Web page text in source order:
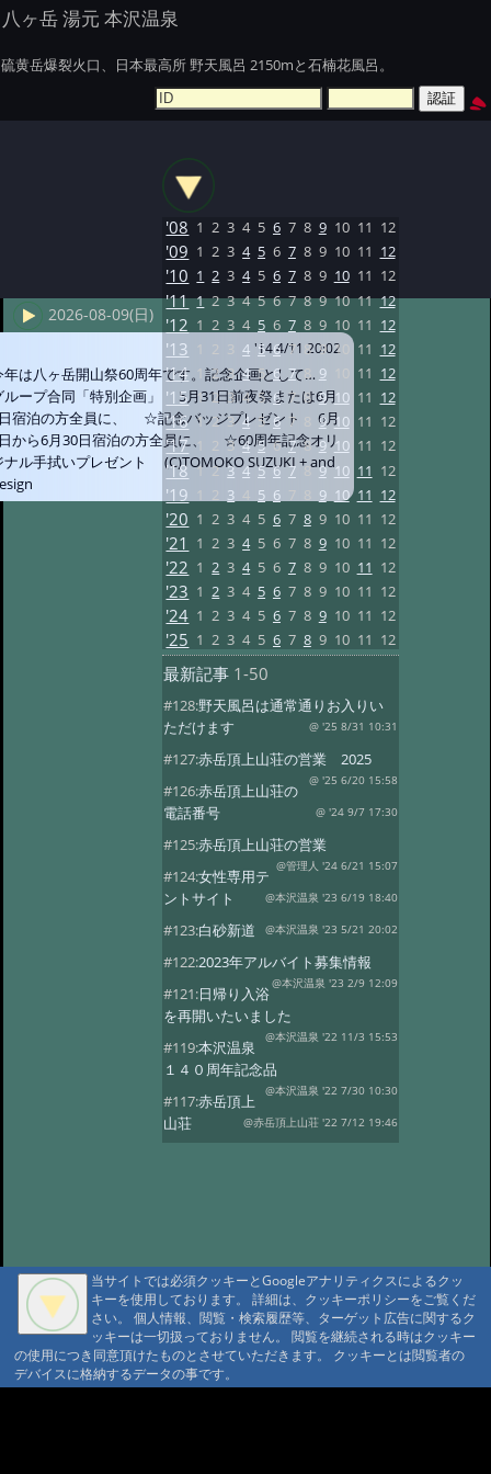
八ヶ岳 湯元 本沢温泉
硫黄岳爆裂火口、日本最高所 野天風呂 2150mと石楠花風呂。
2026-08-09(日)
'14 4/11 20:02
年は八ヶ岳開山祭60周年です。記念企画として…
ループ合同「特別企画」 5月31日前夜祭または6月
宿泊の方全員に、 ☆記念バッジプレゼント 6月
から6月30日宿泊の方全員に、 ☆60周年記念オリ
ナル手拭いプレゼント (C)TOMOKO SUZUKI + and
'08 1 2 3 4 5 6 7 8 9 10 11 12
'09 1 2 3 4 5 6 7 8 9 10 11 12
'10 1 2 3 4 5 6 7 8 9 10 11 12
'11 1 2 3 4 5 6 7 8 9 10 11 12
'12 1 2 3 4 5 6 7 8 9 10 11 12
'13 1 2 3 4 5 6 7 8 9 10 11 12
'14 1 2 3 4 5 6 7 8 9 11 12
'15 1 2 3 4 5 6 7 8 9 10 11 12
'16 1 2 3 4 5 6 7 9 10 11 12
'17 1 2 3 4 5 6 7 8 9 10 11 12
'18 1 2 3 4 5 6 7 8 9 10 11 12
'19 1 2 3 4 5 6 7 9 10 11 12
'20 1 2 3 4 5 6 7 8 9 10 11 12
'21 1 2 3 4 5 6 7 8 9 10 11 12
'22 1 2 3 4 5 6 7 8 9 10 11 12
'23 1 2 3 4 5 6 7 8 9 10 11 12
'24 1 2 3 4 5 6 7 8 9 10 11 12
'25 1 2 3 4 5 6 7 8 9 10 11 12
最新記事 1-50
#128:野天風呂は通常通りお入りい
ただけます
@ '25 8/31 10:31
#127:赤岳頂上山荘の営業 2025
@ '25 6/20 15:58
#126:赤岳頂上山荘の
電話番号
@ '24 9/7 17:30
#125:赤岳頂上山荘の営業
@管理人 '24 6/21 15:07
#124:女性専用テ
ントサイト
@本沢温泉 '23 6/19 18:40
#123:白砂新道 @本沢温泉 '23 5/21 20:02
#122:2023年アルバイト募集情報
@本沢温泉 '23 2/9 12:09
#121:日帰り入浴
を再開いたいました
@本沢温泉 '22 11/3 15:53
#119:本沢温泉
１４０周年記念品
@本沢温泉 '22 7/30 10:30
#117:赤岳頂上
山荘
@赤岳頂上山荘 '22 7/12 19:46
予定
#111:野天風呂再開のお知らせ
@ '21 9/16 13:41
#110: 現在野天風呂は
ご利用いただけません
@ '21 9/1 10:24
#109: 2021年度 【本沢温泉】今シー
当サイトでは必須クッキーとGoogleアナリティクスによるクッ
キーを使用しております。 詳細は、クッキーポリシーをご覧くだ
さい。 個人情報、閲覧・検索履歴等、ターゲット広告に関するク
ッキーは一切扱っておりません。 閲覧を継続される時はクッキー
の使用につき同意頂けたものとさせていただきます。 クッキーとは閲覧者の
デバイスに格納するデータの事です。